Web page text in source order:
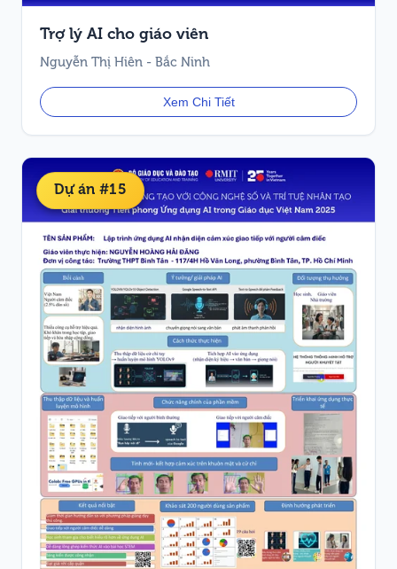
Trợ lý AI cho giáo viên
Nguyễn Thị Hiên - Bắc Ninh
Xem Chi Tiết
Dự án #15